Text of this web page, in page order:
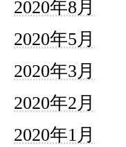
2020年8月
2020年5月
2020年3月
2020年2月
2020年1月